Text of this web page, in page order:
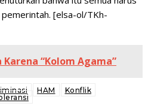
[elsa-ol/TKh-
“Kolom Agama”
HAM
Konflik